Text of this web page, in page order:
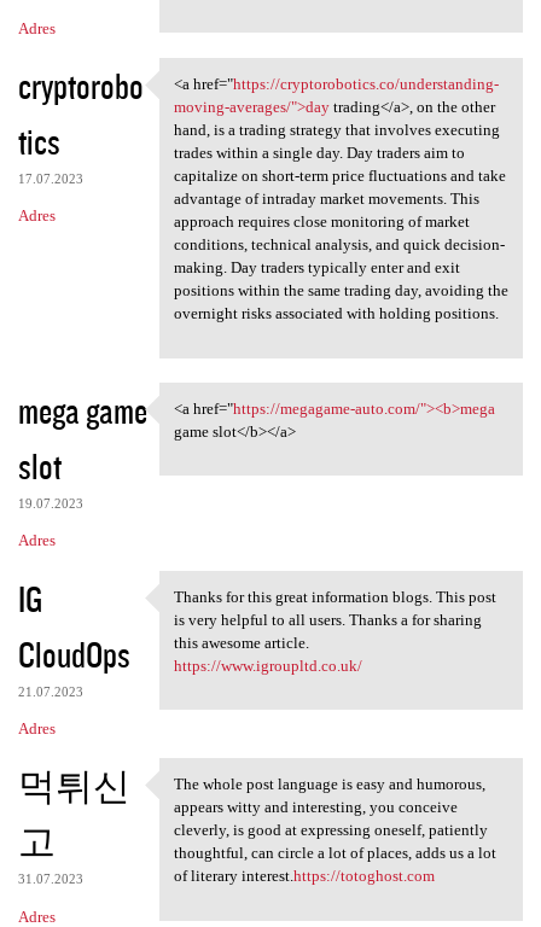
Adres
cryptorobo
tics
17.07.2023
Adres
<a href="https:/
<a href="https://cryptorobotics.co/understanding-
moving-averages/">daytrading</a>, on the other
hand, is a trading strategy that involves executing
trades within a single day. Day traders aim to
capitalize on short-term price fluctuations and take
advantage of intraday market movements. This
approach requires close monitoring of market
conditions, technical analysis, and quick decision-
making. Day traders typically enter and exit
positions within the same trading day, avoiding the
overnight risks associated with holding positions.
mega game
slot
19.07.2023
Adres
<a href="https://megagame
<a href="https://megagame-auto.com/"><b>mega
game slot</b></a>
IG
CloudOps
21.07.2023
Adres
Thanks for this great
Thanks for this great information blogs. This post
is very helpful to all users. Thanks a for sharing
this awesome article.
https://www.igroupltd.co.uk/
먹튀신
고
31.07.2023
Adres
The whole post language is
The whole post language is easy and humorous,
appears witty and interesting, you conceive
cleverly, is good at expressing oneself, patiently
thoughtful, can circle a lot of places, adds us a lot
of literary interest.https://totoghost.com